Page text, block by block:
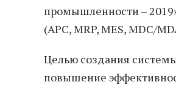
промышленности –
(APC, MRP, MES, MDC/
Целью создания
повышение